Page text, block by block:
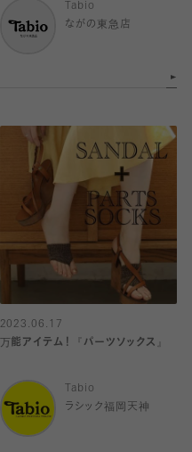
Tabio
ながの東急店
2023.06.17
万能アイテム！『パーツソックス』
Tabio
ラシック福岡天神